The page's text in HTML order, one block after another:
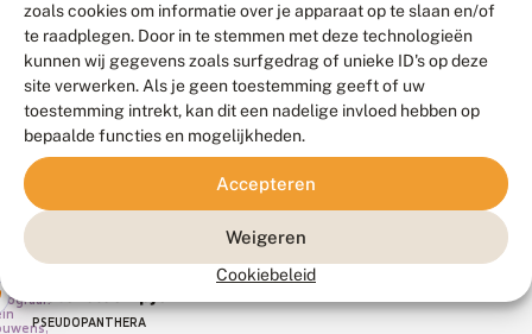
zoals cookies om informatie over je apparaat op te slaan en/of
te raadplegen. Door in te stemmen met deze technologieën
kunnen wij gegevens zoals surfgedrag of unieke ID's op deze
site verwerken. Als je geen toestemming geeft of uw
toestemming intrekt, kan dit een nadelige invloed hebben op
bepaalde functies en mogelijkheden.
Accepteren
Weigeren
Cookiebeleid
Bosrankdwergspanner
EUPITHECIA HAWORTHIATA
op
26
2011
SCOPULA
PSEUDOPANTHERA